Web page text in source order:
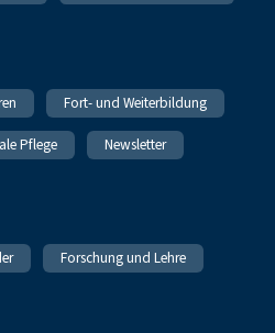
Fort- und Weiterbildung
Pflege Newsletter
Forschung und Lehre